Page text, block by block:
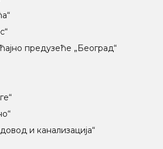
предузеће „Београд“
и канализација“